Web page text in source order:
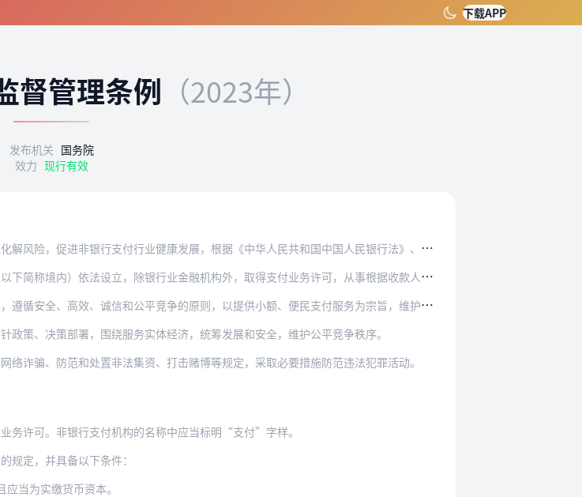
下载APP
督管理条例 （2023年）
发布机关 国务院
效力 现行有效
行支付行业健康发展，根据《中华人民共和国中国人民银行法》、《中华人民共和国电子商务法》等法…
法设立，除银行业金融机构外，取得支付业务许可，从事根据收款人或者付款人（以下统称用户）提交的…
、诚信和公平竞争的原则，以提供小额、便民支付服务为宗旨，维护国家金融安全，不得损害国家利益、…
策、决策部署，围绕服务实体经济，统筹发展和安全，维护公平竞争秩序。
诈骗、防范和处置非法集资、打击赌博等规定，采取必要措施防范违法犯罪活动。
务许可。非银行支付机构的名称中应当标明“支付”字样。
规定，并具备以下条件：
当为实缴货币资本。